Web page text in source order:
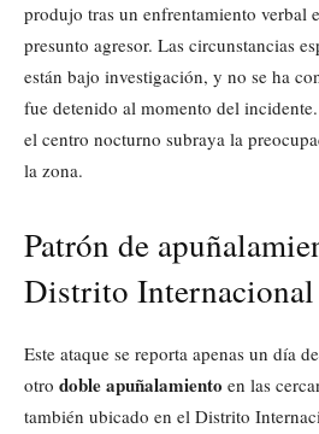
produjo tras un enfrentamiento verbal
presunto agresor. Las circunstancias
están bajo investigación, y no se ha
fue detenido al momento del
el centro nocturno subraya la
la zona.
Patrón de
Distrito Internacional
Este ataque se reporta apenas un día
otro doble apuñalamiento en las
también ubicado en el Distrito